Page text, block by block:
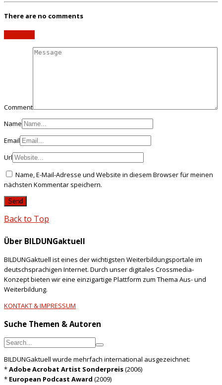
There are no comments
Comment
Name
Email
Url
Name, E-Mail-Adresse und Website in diesem Browser für meinen
nächsten Kommentar speichern.
Back to Top
Über BILDUNGaktuell
BILDUNGaktuell ist eines der wichtigsten Weiterbildungsportale im
deutschsprachigen Internet. Durch unser digitales Crossmedia-
Konzept bieten wir eine einzigartige Plattform zum Thema Aus- und
Weiterbildung.
KONTAKT & IMPRESSUM
Suche Themen & Autoren
BILDUNGaktuell wurde mehrfach international ausgezeichnet:
*Adobe Acrobat Artist Sonderpreis(2006)
* European Podcast Award (2009)